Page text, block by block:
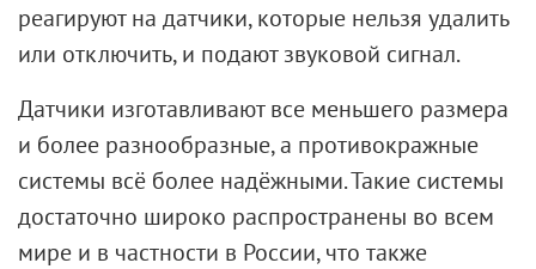
реагируют на датчики, которые нельзя удалить
или отключить, и подают звуковой сигнал.
Датчики изготавливают все меньшего размера
и более разнообразные, а противокражные
системы всё более надёжными. Такие системы
достаточно широко распространены во всем
мире и в частности в России, что также